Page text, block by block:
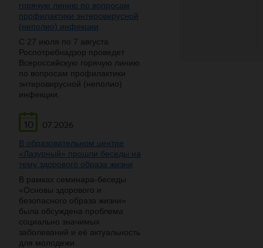
горячую линию по вопросам
профилактики энтеровирусной
(неполио) инфекции
С 27 июля по 7 августа
Роспотребнадзор проведет
Всероссийскую горячую линию
по вопросам профилактики
энтеровирусной (неполио)
инфекции.
10
07.2026
В образовательном центре
«Лазурный» прошли беседы на
тему здорового образа жизни
В рамках семинара-беседы
«Основы здорового и
безопасного образа жизни»
была обсуждена проблема
социально значимых
заболеваний и её актуальность
для молодежи.